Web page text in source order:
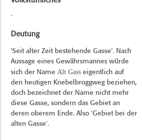
-
Deutung
'Seit alter Zeit bestehende Gasse'. Nach
Aussage eines Gewährsmannes würde
sich der Name Alt Gasseigentlich auf
den heutigen Knebelbroggweg beziehen,
doch bezeichnet der Name nicht mehr
diese Gasse, sondern das Gebiet an
deren oberem Ende. Also 'Gebiet bei der
alten Gasse'.